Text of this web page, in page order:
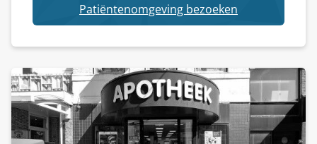
Patiëntenomgeving bezoeken
Apotheek